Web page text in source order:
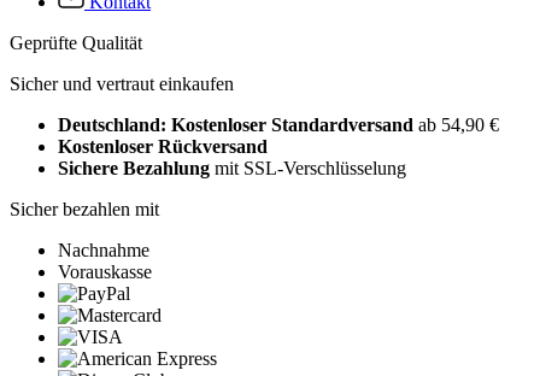
Geprüfte Qualität
Sicher und vertraut einkaufen
Deutschland: Kostenloser Standardversand ab 54,90 €
Kostenloser Rückversand
Sichere Bezahlung mit SSL-Verschlüsselung
Sicher bezahlen mit
Nachnahme
Vorauskasse